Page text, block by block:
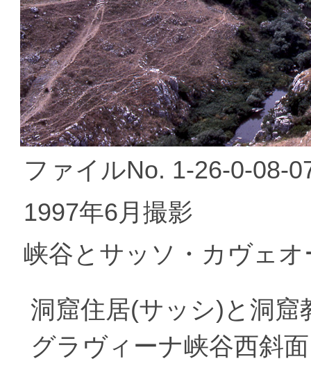
ファイルNo. 1-26-0-08-
1997年6月撮影
峡谷とサッソ・カヴェ
洞窟住居(サッシ)と洞窟
グラヴィーナ峡谷西斜面